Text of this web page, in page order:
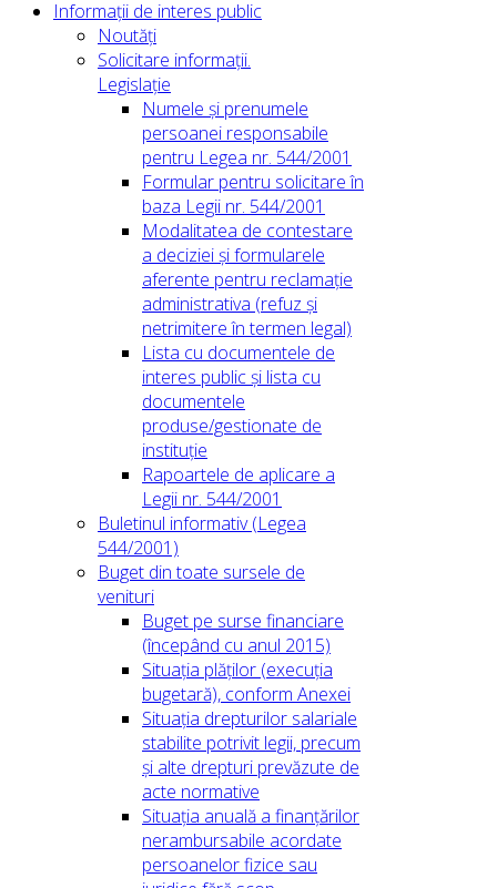
Informații de interes public
Noutăți
Solicitare informații.
Legislație
Numele și prenumele
persoanei responsabile
pentru Legea nr. 544/2001
Formular pentru solicitare în
baza Legii nr. 544/2001
Modalitatea de contestare
a deciziei și formularele
aferente pentru reclamație
administrativa (refuz și
netrimitere în termen legal)
Lista cu documentele de
interes public și lista cu
documentele
produse/gestionate de
instituție
Rapoartele de aplicare a
Legii nr. 544/2001
Buletinul informativ (Legea
544/2001)
Buget din toate sursele de
venituri
Buget pe surse financiare
(începând cu anul 2015)
Situația plăților (execuția
bugetară), conform Anexei
Situația drepturilor salariale
stabilite potrivit legii, precum
și alte drepturi prevăzute de
acte normative
Situația anuală a finanțărilor
nerambursabile acordate
persoanelor fizice sau